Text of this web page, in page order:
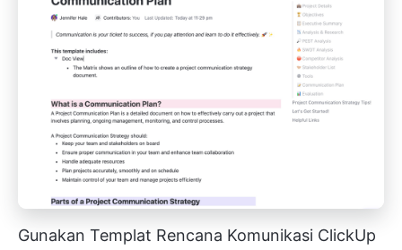
Gunakan Templat Rencana Komunikasi ClickUp